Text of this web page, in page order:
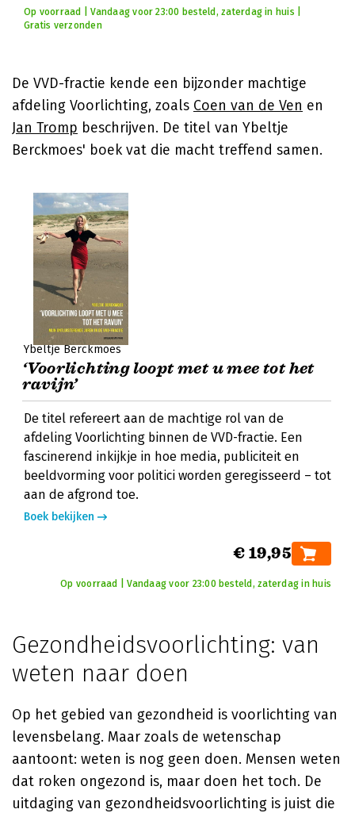
Op voorraad | Vandaag voor 23:00 besteld, zaterdag in huis |
Gratis verzonden
De VVD-fractie kende een bijzonder machtige
afdeling Voorlichting, zoals Coen van de Ven en
Jan Tromp beschrijven. De titel van Ybeltje
Berckmoes' boek vat die macht treffend samen.
Ybeltje Berckmoes
‘Voorlichting loopt met u mee tot het
ravijn’
De titel refereert aan de machtige rol van de
afdeling Voorlichting binnen de VVD-fractie. Een
fascinerend inkijkje in hoe media, publiciteit en
beeldvorming voor politici worden geregisseerd – tot
aan de afgrond toe.
Boek bekijken
€ 19,95
Op voorraad | Vandaag voor 23:00 besteld, zaterdag in huis
Gezondheidsvoorlichting: van
weten naar doen
Op het gebied van gezondheid is voorlichting van
levensbelang. Maar zoals de wetenschap
aantoont: weten is nog geen doen. Mensen weten
dat roken ongezond is, maar doen het toch. De
uitdaging van gezondheidsvoorlichting is juist die